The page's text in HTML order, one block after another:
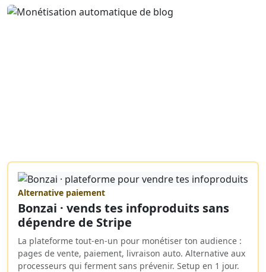
Alternative paiement
Bonzai · vends tes infoproduits sans
dépendre de Stripe
La plateforme tout-en-un pour monétiser ton audience :
pages de vente, paiement, livraison auto. Alternative aux
processeurs qui ferment sans prévenir. Setup en 1 jour.